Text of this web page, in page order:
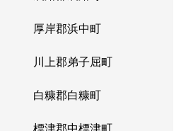
厚岸郡浜中町
川上郡弟子屈町
白糠郡白糠町